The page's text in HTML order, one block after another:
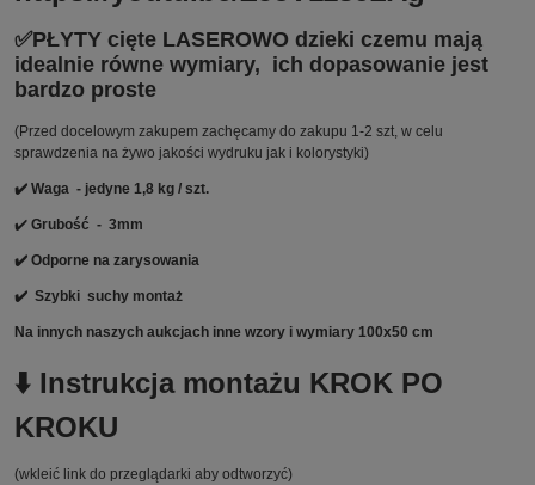
✅PŁYTY cięte LASEROWO dzieki czemu mają
idealnie równe wymiary, ich dopasowanie jest
bardzo proste
(Przed docelowym zakupem zachęcamy do zakupu 1-2 szt, w celu
sprawdzenia na żywo jakości wydruku jak i kolorystyki)
✔️ Waga - jedyne 1,8 kg / szt.
✔️ Grubość - 3mm
✔️ Odporne na zarysowania
✔️ Szybki suchy montaż
Na innych naszych aukcjach inne wzory i wymiary 100x50 cm
⬇️ Instrukcja montażu KROK PO
KROKU
(wkleić link do przeglądarki aby odtworzyć)